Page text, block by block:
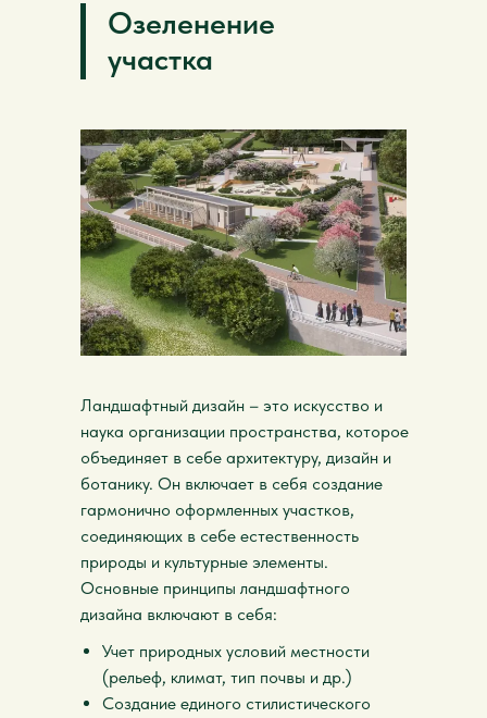
Ландшафтный дизайн – это искусство и
наука организации пространства, которое
объединяет в себе архитектуру, дизайн и
ботанику. Он включает в себя создание
гармонично оформленных участков,
соединяющих в себе естественность
природы и культурные элементы.
Основные принципы ландшафтного
дизайна включают в себя:
Учет природных условий местности
(рельеф, климат, тип почвы и др.)
Создание единого стилистического
Озеленение
участка